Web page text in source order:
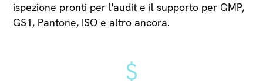
ispezione pronti per l'audit e il supporto per GMP,
GS1, Pantone, ISO e altro ancora.